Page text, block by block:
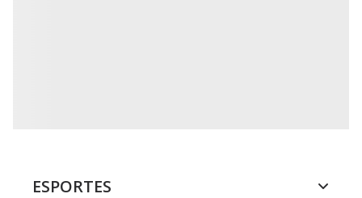
ESPORTES